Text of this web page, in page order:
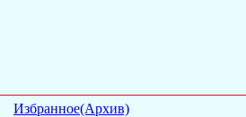
Избранное(Архив)